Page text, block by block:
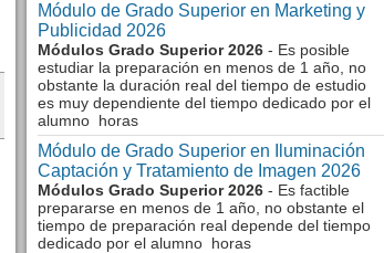
Módulo de Grado Superior en Marketing y
Publicidad 2026
Módulos Grado Superior 2026 - Es posible
estudiar la preparación en menos de 1 año, no
obstante la duración real del tiempo de estudio
es muy dependiente del tiempo dedicado por el
alumno horas
Módulo de Grado Superior en Iluminación
Captación y Tratamiento de Imagen 2026
Módulos Grado Superior 2026 - Es factible
prepararse en menos de 1 año, no obstante el
tiempo de preparación real depende del tiempo
dedicado por el alumno horas